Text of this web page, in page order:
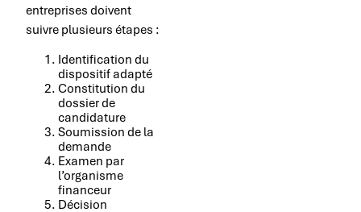
entreprises doivent
suivre plusieurs étapes :
Identification du
dispositif adapté
Constitution du
dossier de
candidature
Soumission de la
demande
Examen par
l’organisme
financeur
Décision